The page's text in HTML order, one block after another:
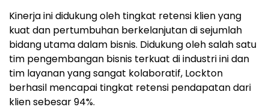
Kinerja ini didukung oleh tingkat retensi klien yang
kuat dan pertumbuhan berkelanjutan di sejumlah
bidang utama dalam bisnis. Didukung oleh salah satu
tim pengembangan bisnis terkuat di industri ini dan
tim layanan yang sangat kolaboratif, Lockton
berhasil mencapai tingkat retensi pendapatan dari
klien sebesar 94%.